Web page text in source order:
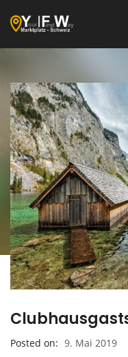
Posted on
9. Mai 2019